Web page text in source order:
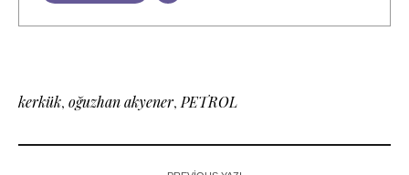
kerkük, oğuzhan akyener, PETROL